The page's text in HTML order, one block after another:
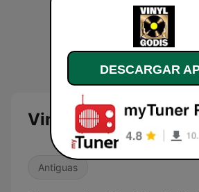
Vinyl Godis Radio
Antiguas
DESCARGAR